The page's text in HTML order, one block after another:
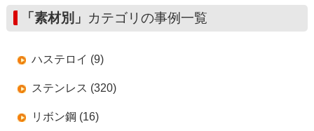
「素材別」 カテゴリの事例一覧
ハステロイ (9)
ステンレス (320)
リボン鋼 (16)